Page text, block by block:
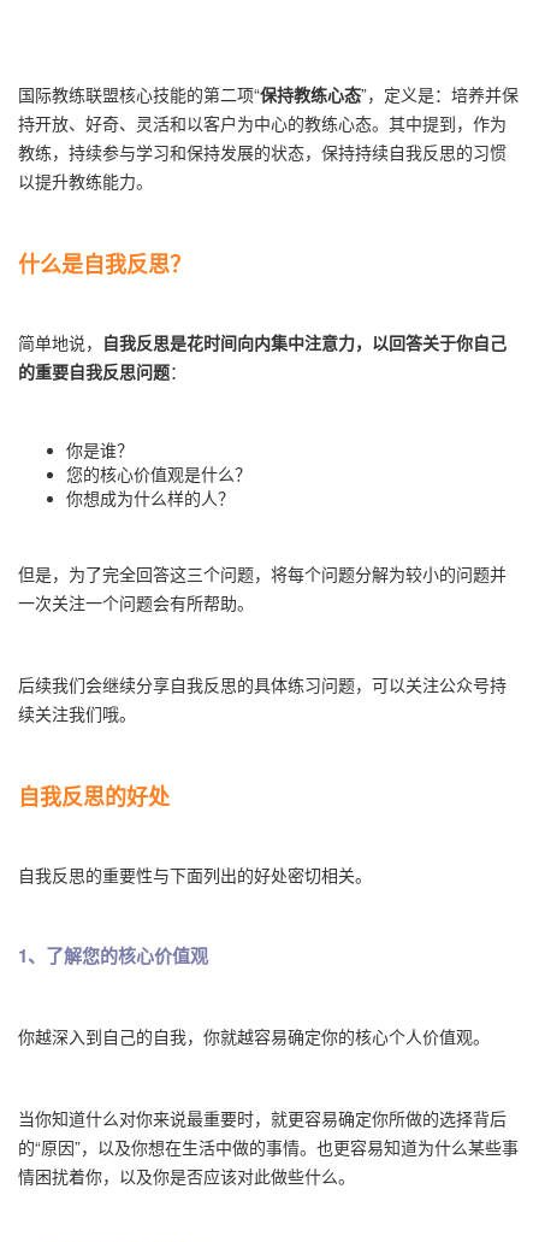
国际教练联盟核心技能的第二项“保持教练心态”，定义是：培养并保
持开放、好奇、灵活和以客户为中心的教练心态。其中提到，作为
教练，持续参与学习和保持发展的状态，保持持续自我反思的习惯
以提升教练能力。
什么是自我反思？
简单地说， 自我反思是花时间向内集中注意力，以回答关于你自己
的重要自我反思问题：
你是谁？
您的核心价值观是什么？
你想成为什么样的人？
但是，为了完全回答这三个问题，将每个问题分解为较小的问题并
一次关注一个问题会有所帮助。
后续我们会继续分享自我反思的具体练习问题，可以关注公众号持
续关注我们哦。
自我反思的好处
自我反思的重要性与下面列出的好处密切相关。
1、了解您的核心价值观
你越深入到自己的自我，你就越容易确定你的核心个人价值观。
当你知道什么对你来说最重要时，就更容易确定你所做的选择背后
的“原因”，以及你想在生活中做的事情。也更容易知道为什么某些事
情困扰着你，以及你是否应该对此做些什么。